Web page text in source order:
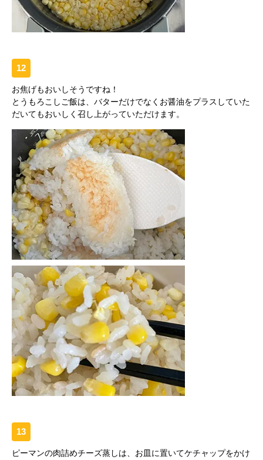
12
お焦げもおいしそうですね！
とうもろこしご飯は、バターだけでなくお醤油をプラスしていた
だいてもおいしく召し上がっていただけます。
13
ピーマンの肉詰めチーズ蒸しは、お皿に置いてケチャップをかけ